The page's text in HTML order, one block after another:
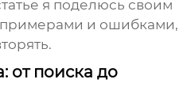
я поделюсь своим
и ошибками,
от поиска до